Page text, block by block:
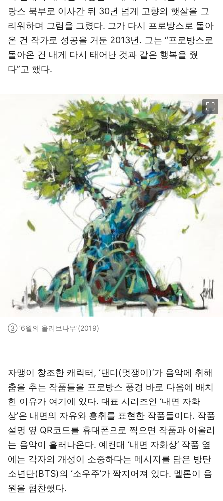
랑스 북부로 이사간 뒤 30년 넘게 고향의 햇살을 그
리워하며 그림을 그렸다. 그가 다시 프로방스로 돌아
온 건 작가로 성공을 거둔 2013년. 그는 “프로방스로
돌아온 건 내게 다시 태어난 것과 같은 행복을 줬
다”고 했다.
③ ‘6월의 올리브나무’(2019)
자맹이 창조한 캐릭터, ‘댄디(멋쟁이)’가 음악에 취해
춤을 추는 작품들을 프로방스 풍경 바로 다음에 배치
한 이유가 여기에 있다. 대표 시리즈인 ‘내면 자화
상’은 내면의 자유와 흥취를 표현한 작품들이다. 작품
설명 옆 QR코드를 휴대폰으로 찍으면 작품과 어울리
는 음악이 흘러나온다. 예컨대 ‘내면 자화상’ 작품 옆
에는 각자의 개성이 소중하다는 메시지를 담은 방탄
소년단(BTS)의 ‘소우주’가 짝지어져 있다. 멜론이 음
원을 협찬했다.